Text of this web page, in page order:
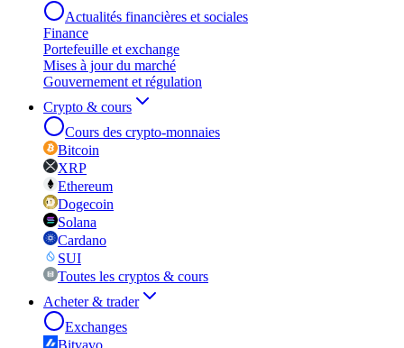
Actualités financières et sociales
Finance
Portefeuille et exchange
Mises à jour du marché
Gouvernement et régulation
Crypto & cours
Cours des crypto-monnaies
Bitcoin
XRP
Ethereum
Dogecoin
Solana
Cardano
SUI
Toutes les cryptos & cours
Acheter & trader
Exchanges
Bitvavo